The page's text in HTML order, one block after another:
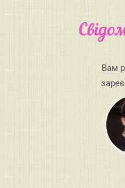
Вам